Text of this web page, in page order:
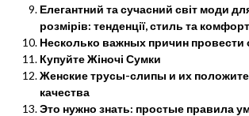
Елегантний та сучасний світ моди
розмірів: тенденції, стиль та комфорт
Несколько важных причин провести
Купуйте Жіночі Сумки
Женские трусы-слипы и их
качества
Это нужно знать: простые правила